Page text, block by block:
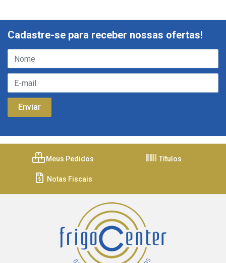
Cadastre-se para receber nossas ofertas!
Meus Pedidos Títulos
Notas Fiscais